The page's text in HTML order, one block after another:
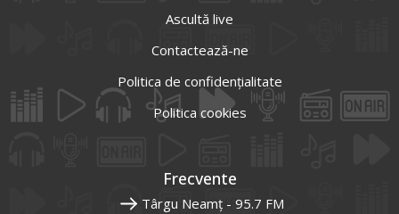
Ascultă live
Contactează-ne
Politica de confidențialitate
Politica cookies
Frecvente
Târgu Neamț - 95.7 FM